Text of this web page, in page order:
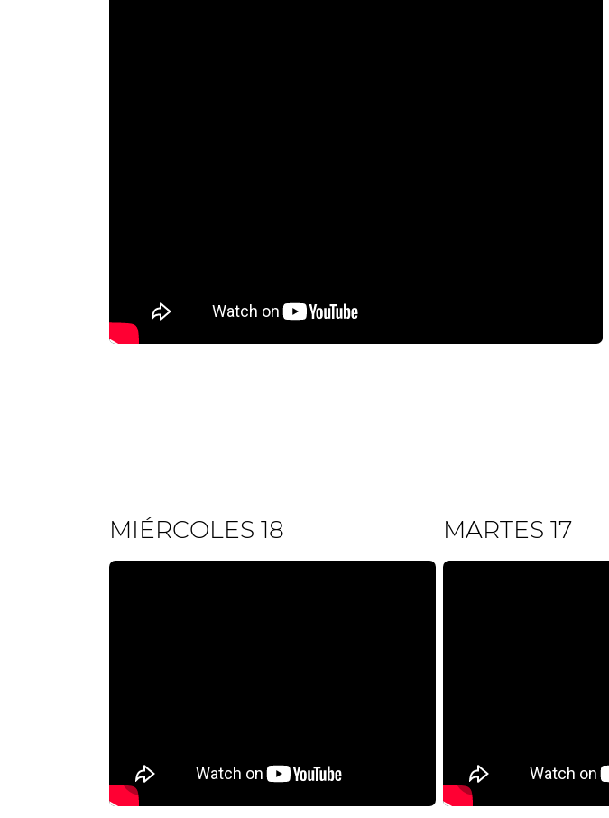
MIÉRCOLES 18 MARTES 17